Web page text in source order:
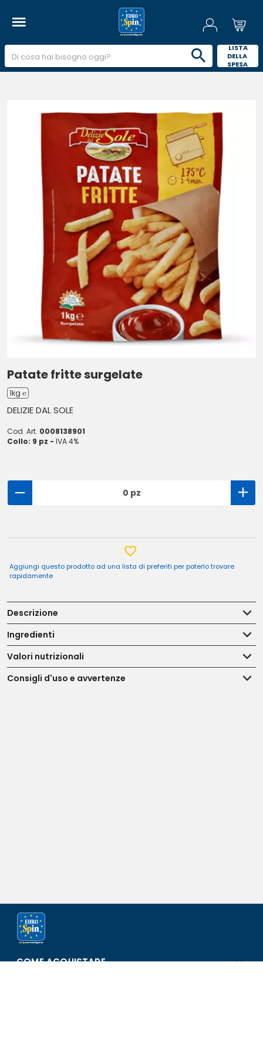
LISTA
DELLA
SPESA
Patate fritte surgelate
1kg ℮
DELIZIE DAL SOLE
Cod. Art. 0008138901
Collo: 9 pz - IVA 4%
0 pz
Aggiungi questo prodotto ad una lista di preferiti per poterlo trovare
rapidamente
Descrizione
Ingredienti
Valori nutrizionali
Consigli d'uso e avvertenze
COME ACQUISTARE